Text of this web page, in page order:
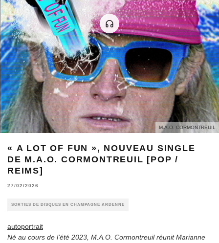
M.A.O. CORMONTREUIL
« A LOT OF FUN », NOUVEAU SINGLE
DE M.A.O. CORMONTREUIL [POP /
REIMS]
27/02/2026
SORTIES DE DISQUES EN CHAMPAGNE ARDENNE
autoportrait
Né au cours de l’été 2023, M.A.O. Cormontreuil réunit Marianne